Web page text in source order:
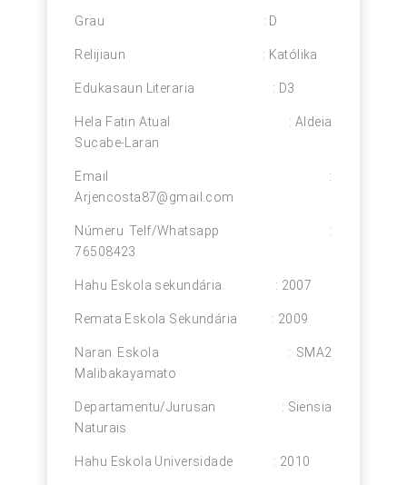
Grau : D
Relijiaun : Katólika
Edukasaun Literaria : D3
Hela Fatin Atual : Aldeia
Sucabe-Laran
Email :
Arjencosta87@gmail.com
Númeru Telf/Whatsapp :
76508423
Hahu Eskola sekundária : 2007
Remata Eskola Sekundária : 2009
Naran Eskola : SMA2
Malibakayamato
Departamentu/Jurusan : Siensia
Naturais
Hahu Eskola Universidade : 2010